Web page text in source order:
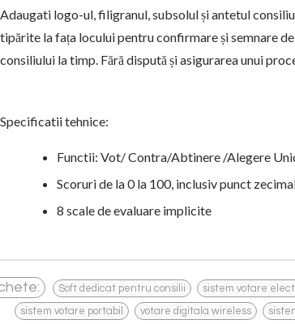
Adaugati logo-ul, filigranul, subsolul și antetul
tipărite la fața locului pentru confirmare și semnare
consiliului la timp. Fără dispută și asigurarea unui
Specificatii tehnice:
Functii: Vot/ Contra/Abtinere /Alegere
Scoruri de la 0 la 100, inclusiv punct
8 scale de evaluare implicite
Soft dedicat pentru consilii sistem votare
sistem votare portabil , votare digitala wireless ,